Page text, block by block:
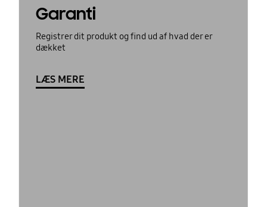
Garanti
Registrer dit produkt og find ud af hvad der er
dækket
LÆS MERE